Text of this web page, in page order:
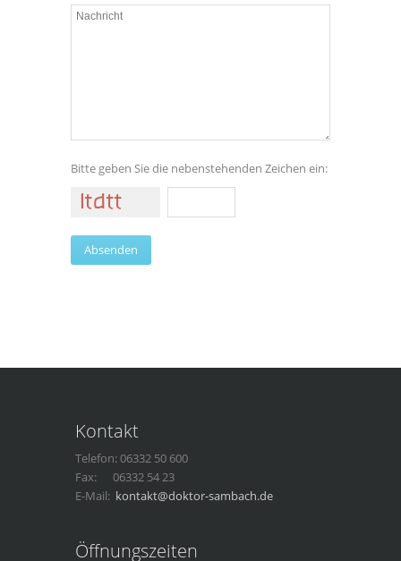
Bitte geben Sie die nebenstehenden Zeichen ein:
Kontakt
Telefon: 06332 50 600
Fax: 06332 54 23
E-Mail: kontakt@doktor-sambach.de
Öffnungszeiten